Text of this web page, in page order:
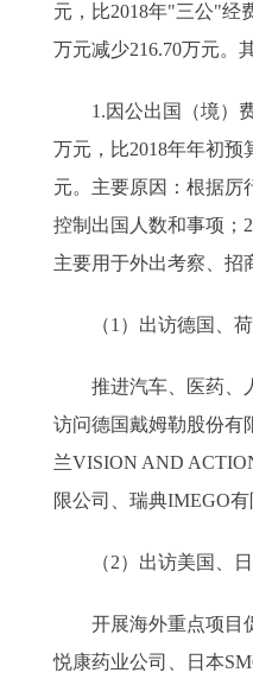
元，比2018年"三公"经
万元减少216.70万元。
1.因公出国（境）费
万元，比2018年年初预
元。主要原因：根据厉
控制出国人数和事项；
主要用于外出考察、招
（1）出访德国、荷
推进汽车、医药、人
访问德国戴姆勒股份有
兰VISION AND
限公司、瑞典IMEGO有
（2）出访美国、日
开展海外重点项目促
悦康药业公司、日本